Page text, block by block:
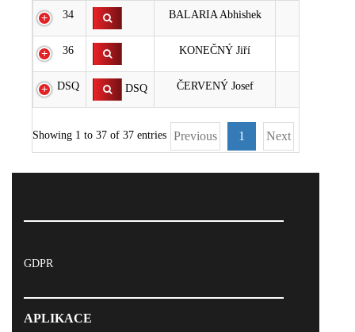
34 BALARIA Abhishek
36 KONEČNÝ Jiří
DSQ DSQ ČERVENÝ Josef
Showing 1 to 37 of 37 entries Previous 1 Next
GDPR
APLIKACE